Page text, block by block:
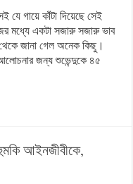
যে গায়ে কাঁটা দিয়েছে সেই
মধ্যে একটা সজারু সজারু ভাব
জানা গেল অনেক কিছু।
জন্য শুভেন্দুকে ৪৫
আইনজীবীকে,